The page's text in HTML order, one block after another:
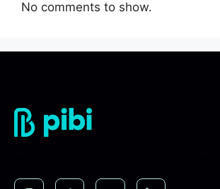
No comments to show.